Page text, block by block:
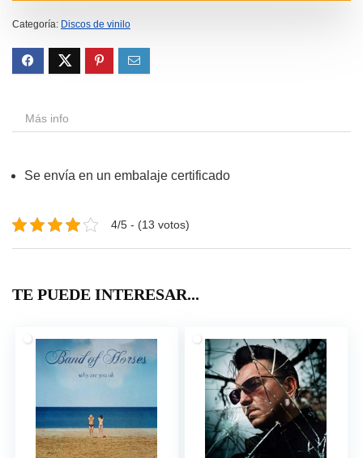
Categoría: Discos de vinilo
Más info
Se envía en un embalaje certificado
4/5 - (13 votos)
TE PUEDE INTERESAR...